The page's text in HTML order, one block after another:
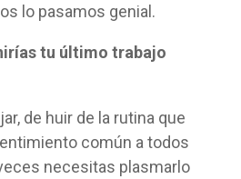
lo pasamos genial.
tu último trabajo
de huir de la rutina que
común a todos
necesitas plasmarlo